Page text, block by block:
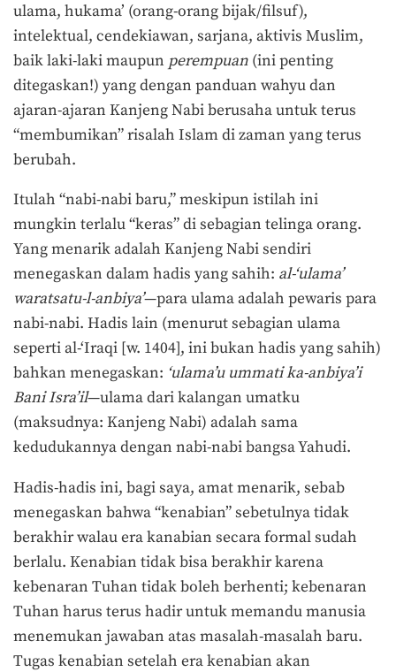
ulama, hukama’ (orang-orang bijak/filsuf),
intelektual, cendekiawan, sarjana, aktivis Muslim,
baik laki-laki maupun perempuan (ini penting
ditegaskan!) yang dengan panduan wahyu dan
ajaran-ajaran Kanjeng Nabi berusaha untuk terus
“membumikan” risalah Islam di zaman yang terus
berubah.
Itulah “nabi-nabi baru,” meskipun istilah ini
mungkin terlalu “keras” di sebagian telinga orang.
Yang menarik adalah Kanjeng Nabi sendiri
menegaskan dalam hadis yang sahih: al-‘ulama’
waratsatu-l-anbiya’—para ulama adalah pewaris para
nabi-nabi. Hadis lain (menurut sebagian ulama
seperti al-‘Iraqi [w. 1404], ini bukan hadis yang sahih)
bahkan menegaskan: ‘ulama’u ummati ka-anbiya’i
Bani Isra’il—ulama dari kalangan umatku
(maksudnya: Kanjeng Nabi) adalah sama
kedudukannya dengan nabi-nabi bangsa Yahudi.
Hadis-hadis ini, bagi saya, amat menarik, sebab
menegaskan bahwa “kenabian” sebetulnya tidak
berakhir walau era kanabian secara formal sudah
berlalu. Kenabian tidak bisa berakhir karena
kebenaran Tuhan tidak boleh berhenti; kebenaran
Tuhan harus terus hadir untuk memandu manusia
menemukan jawaban atas masalah-masalah baru.
Tugas kenabian setelah era kenabian akan